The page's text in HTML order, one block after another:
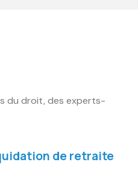
du droit, des experts-
de retraite